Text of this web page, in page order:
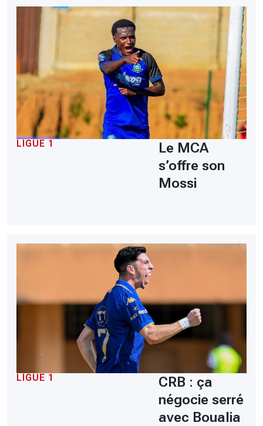
LIGUE 1
Le MCA
s’offre son
Mossi
LIGUE 1
CRB : ça
négocie serré
avec Boualia